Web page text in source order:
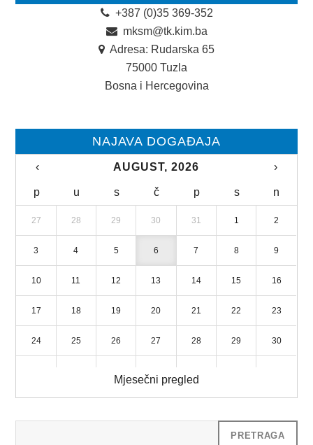
+387 (0)35 369-352
mksm@tk.kim.ba
Adresa: Rudarska 65
75000 Tuzla
Bosna i Hercegovina
NAJAVA DOGAĐAJA
‹ AUGUST, 2026 ›
p u s č p s n
27 28 29 30 31 1 2
3 4 5 6 7 8 9
10 11 12 13 14 15 16
17 18 19 20 21 22 23
24 25 26 27 28 29 30
Mjesečni pregled